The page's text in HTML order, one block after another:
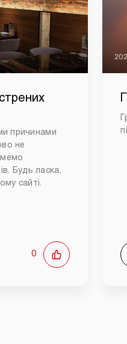
причинами
не
Будь ласка,
сайті.
0